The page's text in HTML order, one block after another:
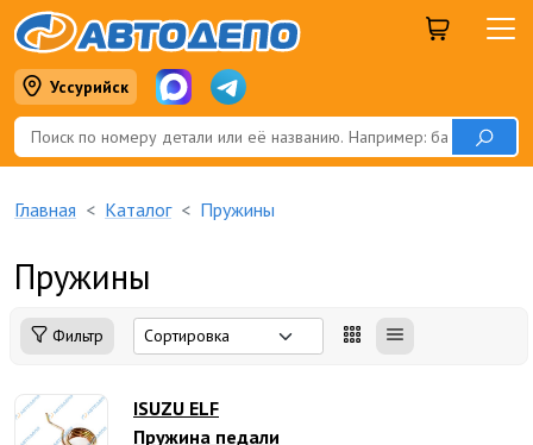
Уссурийск
Главная Каталог Пружины
Пружины
Фильтр
ISUZU ELF
Пружина педали